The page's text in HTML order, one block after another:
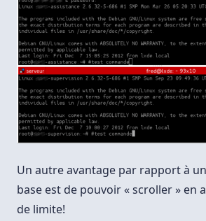
Un autre avantage par rapport à
base est de pouvoir « scroller » en
de limite!